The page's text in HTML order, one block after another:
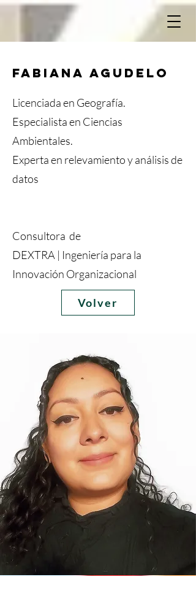
FABIANA AGUDELO
Licenciada en Geografía.
Especialista en Ciencias
Ambientales.
Experta en relevamiento y análisis de
datos
Consultora de
DEXTRA | Ingeniería para la
Innovación Organizacional
Volver